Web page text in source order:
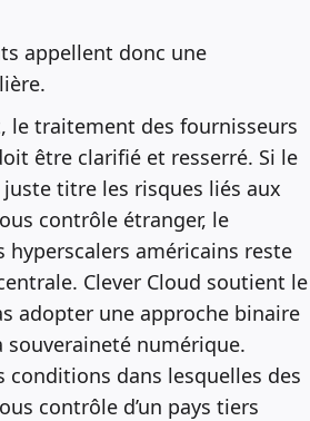
appellent donc une
le traitement des fournisseurs
être clarifié et resserré. Si le
juste titre les risques liés aux
contrôle étranger, le
américains reste
Clever Cloud soutient le
adopter une approche binaire
souveraineté numérique.
conditions dans lesquelles des
contrôle d’un pays tiers